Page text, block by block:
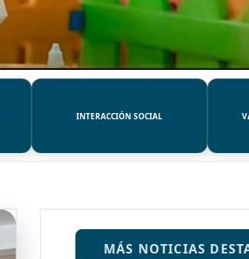
INTERACCIÓN SOCIAL
MÁS NOTICIAS